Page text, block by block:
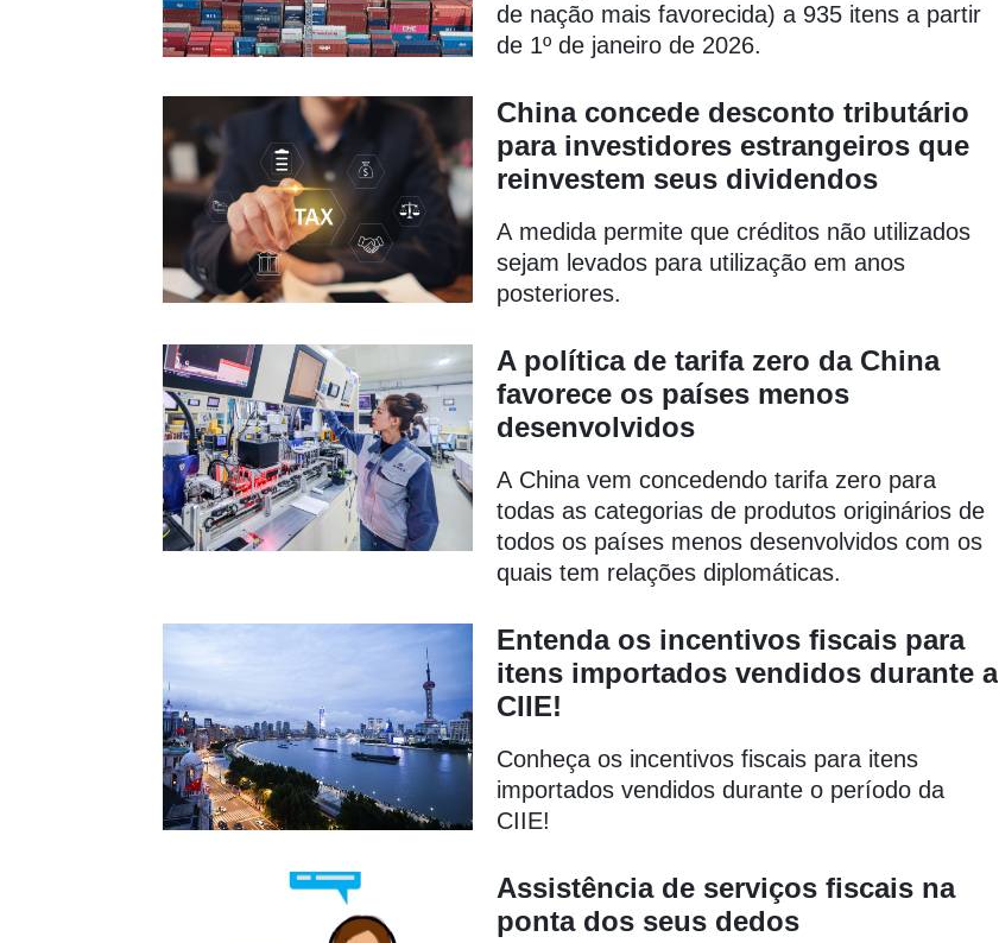
de nação mais favorecida) a 935 itens a partir
de 1º de janeiro de 2026.
China concede desconto tributário
para investidores estrangeiros que
reinvestem seus dividendos
A medida permite que créditos não utilizados
sejam levados para utilização em anos
posteriores.
A política de tarifa zero da China
favorece os países menos
desenvolvidos
A China vem concedendo tarifa zero para
todas as categorias de produtos originários de
todos os países menos desenvolvidos com os
quais tem relações diplomáticas.
Entenda os incentivos fiscais para
itens importados vendidos durante a
CIIE!
Conheça os incentivos fiscais para itens
importados vendidos durante o período da
CIIE!
Assistência de serviços fiscais na
ponta dos seus dedos